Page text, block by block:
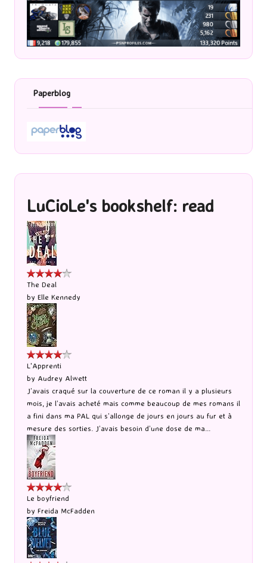
Paperblog
LuCioLe's bookshelf: read
The Deal
by Elle Kennedy
L'Apprenti
by Audrey Alwett
J’avais craqué sur la couverture de ce roman il y a plusieurs
mois, je l’avais acheté mais comme beaucoup de mes romans il
a fini dans ma PAL qui s’allonge de jours en jours au fur et à
mesure des sorties. J’avais besoin d’une dose de ma...
Le boyfriend
by Freida McFadden